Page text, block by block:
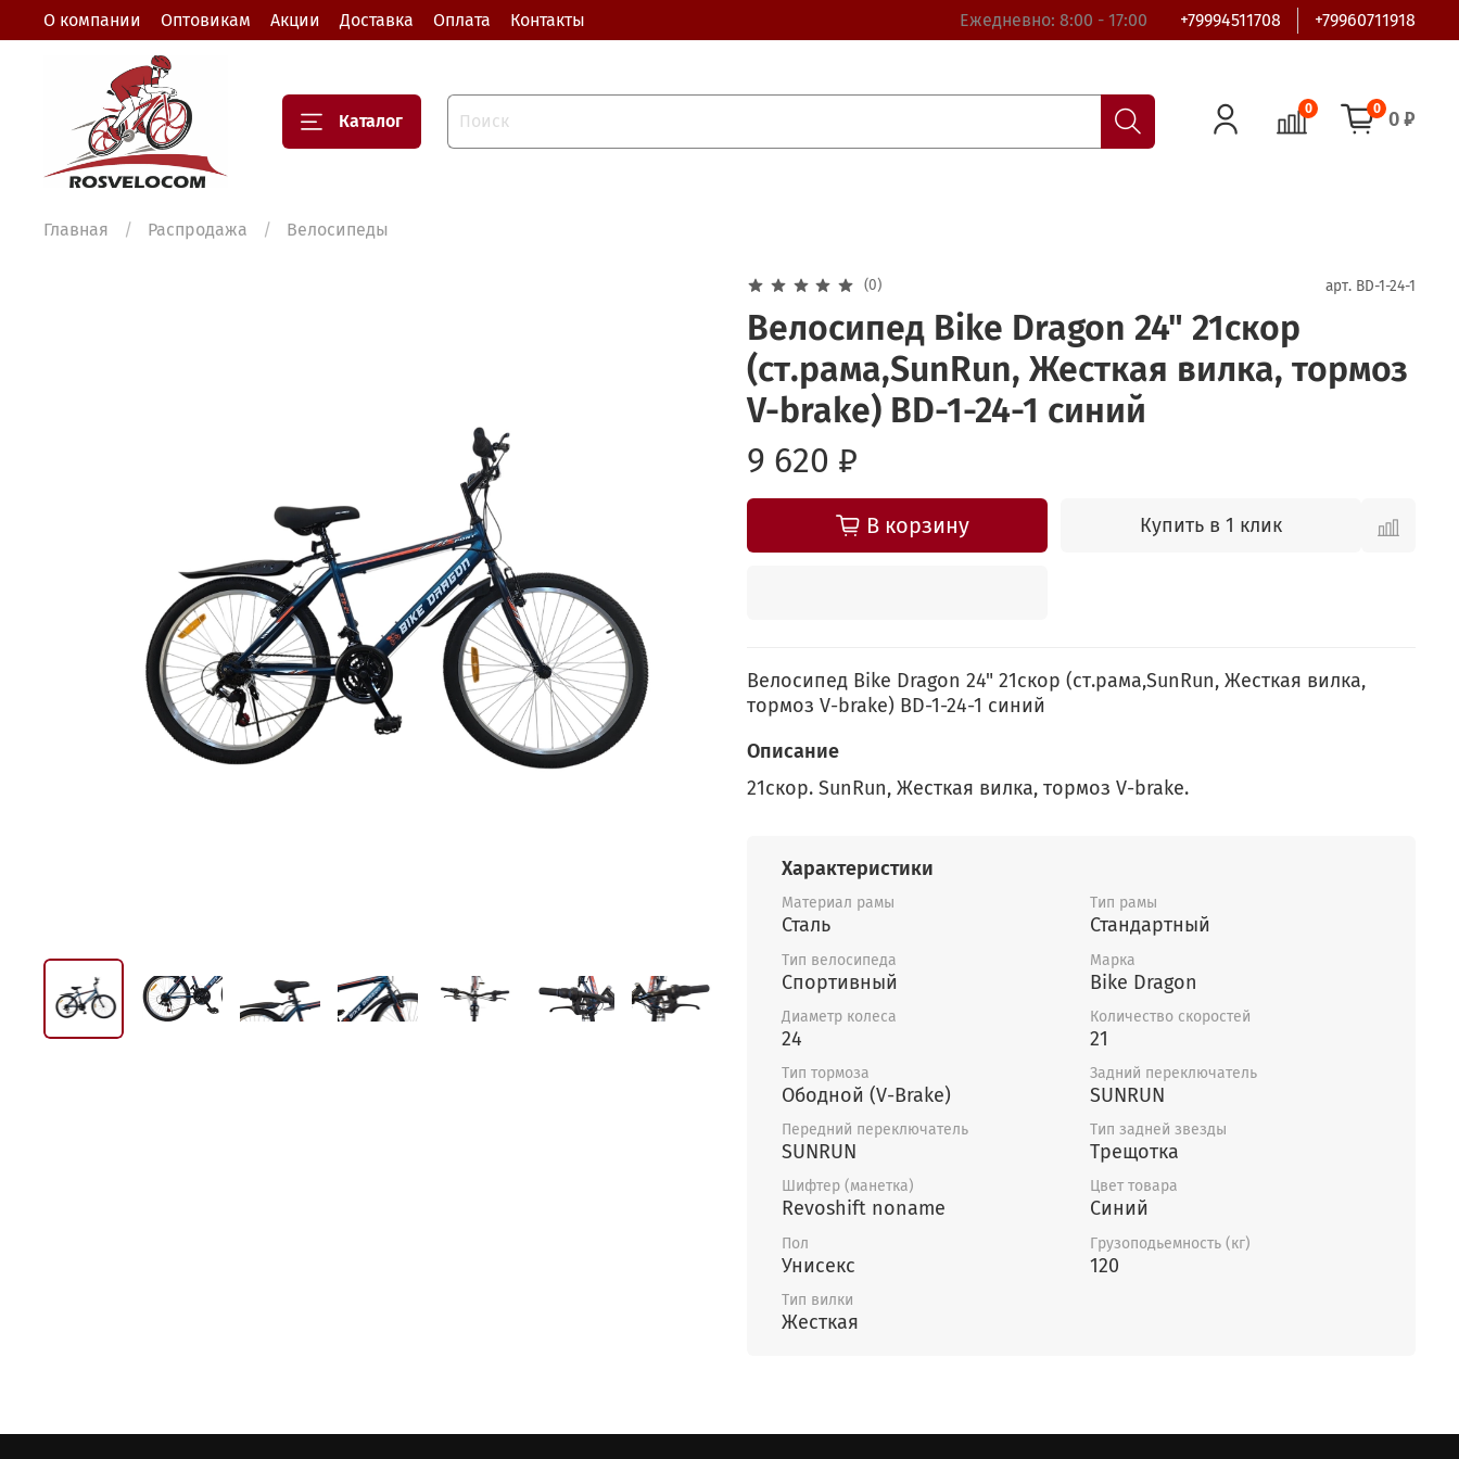
О компании Оптовикам Акции Доставка Оплата Контакты Ежедневно: 8:00 - 17:00 +79994511708 +79960711918
Каталог
0 0 0 ₽
Главная Распродажа Велосипеды
(0) арт. BD-1-24-1
Велосипед Bike Dragon 24" 21скор
(ст.рама,SunRun, Жесткая вилка, тормоз
V-brake) BD-1-24-1 синий
9 620 ₽
В корзину Купить в 1 клик
Велосипед Bike Dragon 24" 21скор (ст.рама,SunRun, Жесткая вилка,
тормоз V-brake) BD-1-24-1 синий
Описание
21скор. SunRun, Жесткая вилка, тормоз V-brake.
Характеристики
Материал рамы
Сталь
Тип рамы
Стандартный
Тип велосипеда
Спортивный
Марка
Bike Dragon
Диаметр колеса
24
Количество скоростей
21
Тип тормоза
Ободной (V-Brake)
Задний переключатель
SUNRUN
Передний переключатель
SUNRUN
Тип задней звезды
Трещотка
Шифтер (манетка)
Revoshift noname
Цвет товара
Синий
Пол
Унисекс
Грузоподьемность (кг)
120
Тип вилки
Жесткая